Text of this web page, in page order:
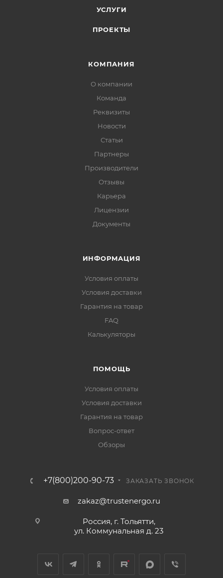
УСЛУГИ
ПРОЕКТЫ
КОМПАНИЯ
О компании
Команда
Реквизиты
Новости
Статьи
Партнеры
Производители
Отзывы
Карьера
Лицензии
Документы
ИНФОРМАЦИЯ
Условия оплаты
Условия доставки
Гарантия на товар
FAQ
Калькуляторы
ПОМОЩЬ
Условия оплаты
Условия доставки
Гарантия на товар
Вопрос-ответ
Обзоры
+7(800)200-90-73 ЗАКАЗАТЬ ЗВОНОК
zakaz@trustenergo.ru
Россия, г. Тольятти,
ул. Коммунальная д. 23